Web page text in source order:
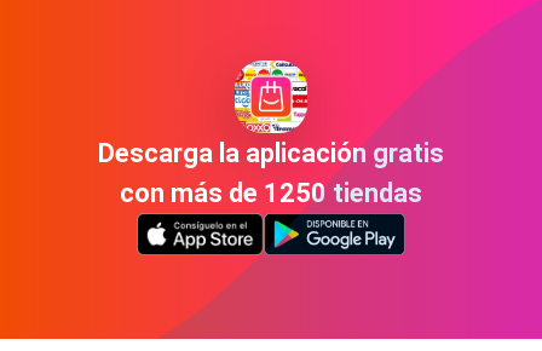
Descarga la aplicación gratis
con más de 1250 tiendas